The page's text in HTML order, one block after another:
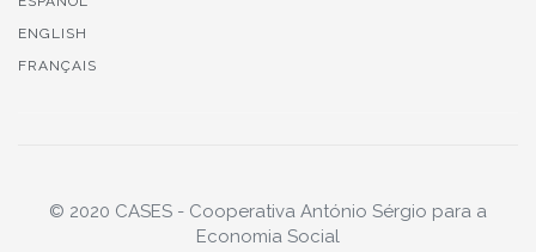
ENGLISH
FRANÇAIS
© 2020 CASES - Cooperativa António Sérgio para a
Economia Social